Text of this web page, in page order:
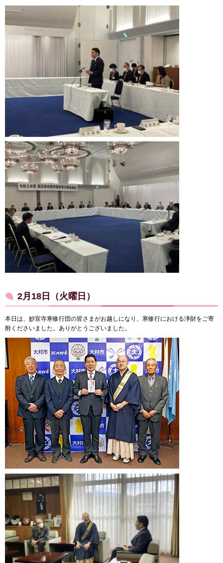
2月18日（火曜日）
本日は、妙宣寺寒修行団の皆さまがお越しになり、寒修行における浄財をご寄
附くださいました。ありがとうございました。